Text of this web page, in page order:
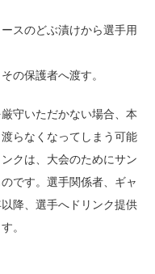
スのどぶ漬けから選手用
の保護者へ渡す。
守いただかない場合、本
らなくなってしまう可能
クは、大会のためにサン
です。選手関係者、ギャ
降、選手へドリンク提供
。